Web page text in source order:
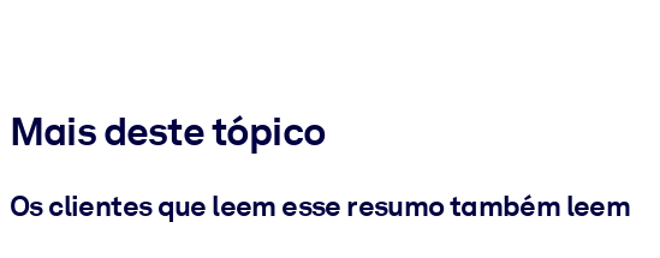
Mais deste tópico
Os clientes que leem esse resumo também leem